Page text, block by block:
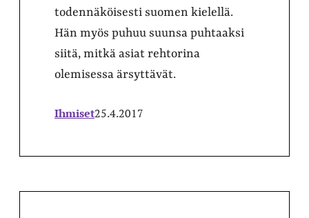
todennäköisesti suomen kielellä.
Hän myös puhuu suunsa puhtaaksi
siitä, mitkä asiat rehtorina
olemisessa ärsyttävät.
Ihmiset25.4.2017